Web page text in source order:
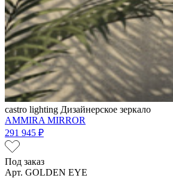
castro lighting Дизайнерское зеркало
AMMIRA MIRROR
291 945 ₽
Под заказ
Арт. GOLDEN EYE